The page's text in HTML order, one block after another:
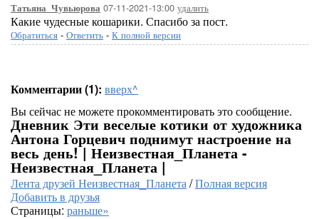
Татьяна_Чувьюрова 07-11-2021-13:00 удалить
Какие чудесные кошарики. Спасибо за пост.
Обратиться - Ответить - К полной версии
Комментарии (1): вверх^
Вы сейчас не можете прокомментировать это сообщение.
Дневник Эти веселые котики от художника
Антона Горцевич поднимут настроение на
весь день! | Неизвестная_Планета -
Неизвестная_Планета |
Лента друзей Неизвестная_Планета/Полная версия
Добавить в друзья
Страницы: раньше»